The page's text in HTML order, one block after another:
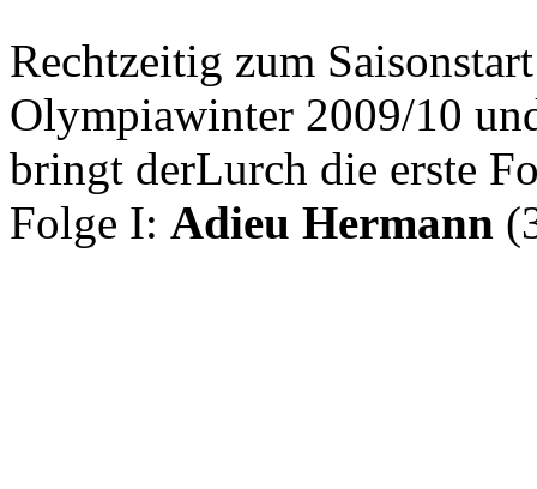
Rechtzeitig zum
Olympiawinter 2009/10
bringt derLurch die erste
Folge I: Adieu Hermann